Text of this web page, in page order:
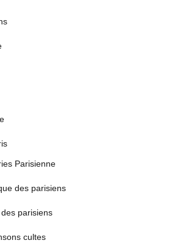
Parisienne
des parisiens
parisiens
cultes